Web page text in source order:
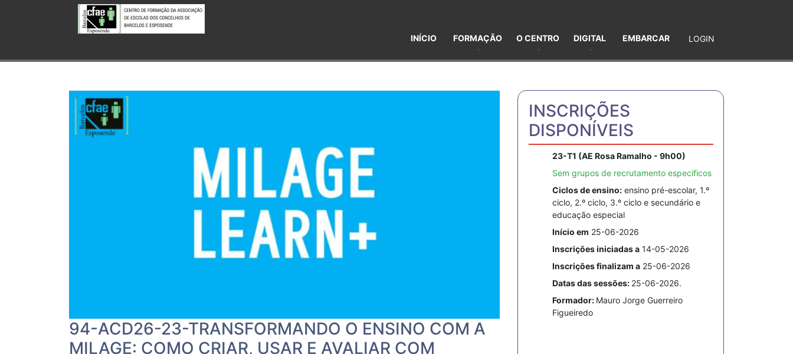
INÍCIO FORMAÇÃO O CENTRO DIGITAL EMBARCAR LOGIN
94-ACD26-23-TRANSFORMANDO O ENSINO COM A
MILAGE: COMO CRIAR, USAR E AVALIAR COM
INSCRIÇÕES
DISPONÍVEIS
23-T1 (AE Rosa Ramalho - 9h00)
Sem grupos de recrutamento especificos
Ciclos de ensino:ensino pré-escolar, 1.º
ciclo, 2.º ciclo, 3.º ciclo e secundário e
educação especial
Início em 25-06-2026
Inscrições iniciadas a14-05-2026
Inscrições finalizam a25-06-2026
Datas das sessões: 25-06-2026.
Formador: Mauro Jorge Guerreiro
Figueiredo